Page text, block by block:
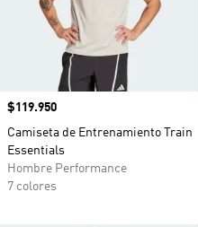
Precio
$119.950
Camiseta de Entrenamiento Train
Essentials
Hombre Performance
7 colores